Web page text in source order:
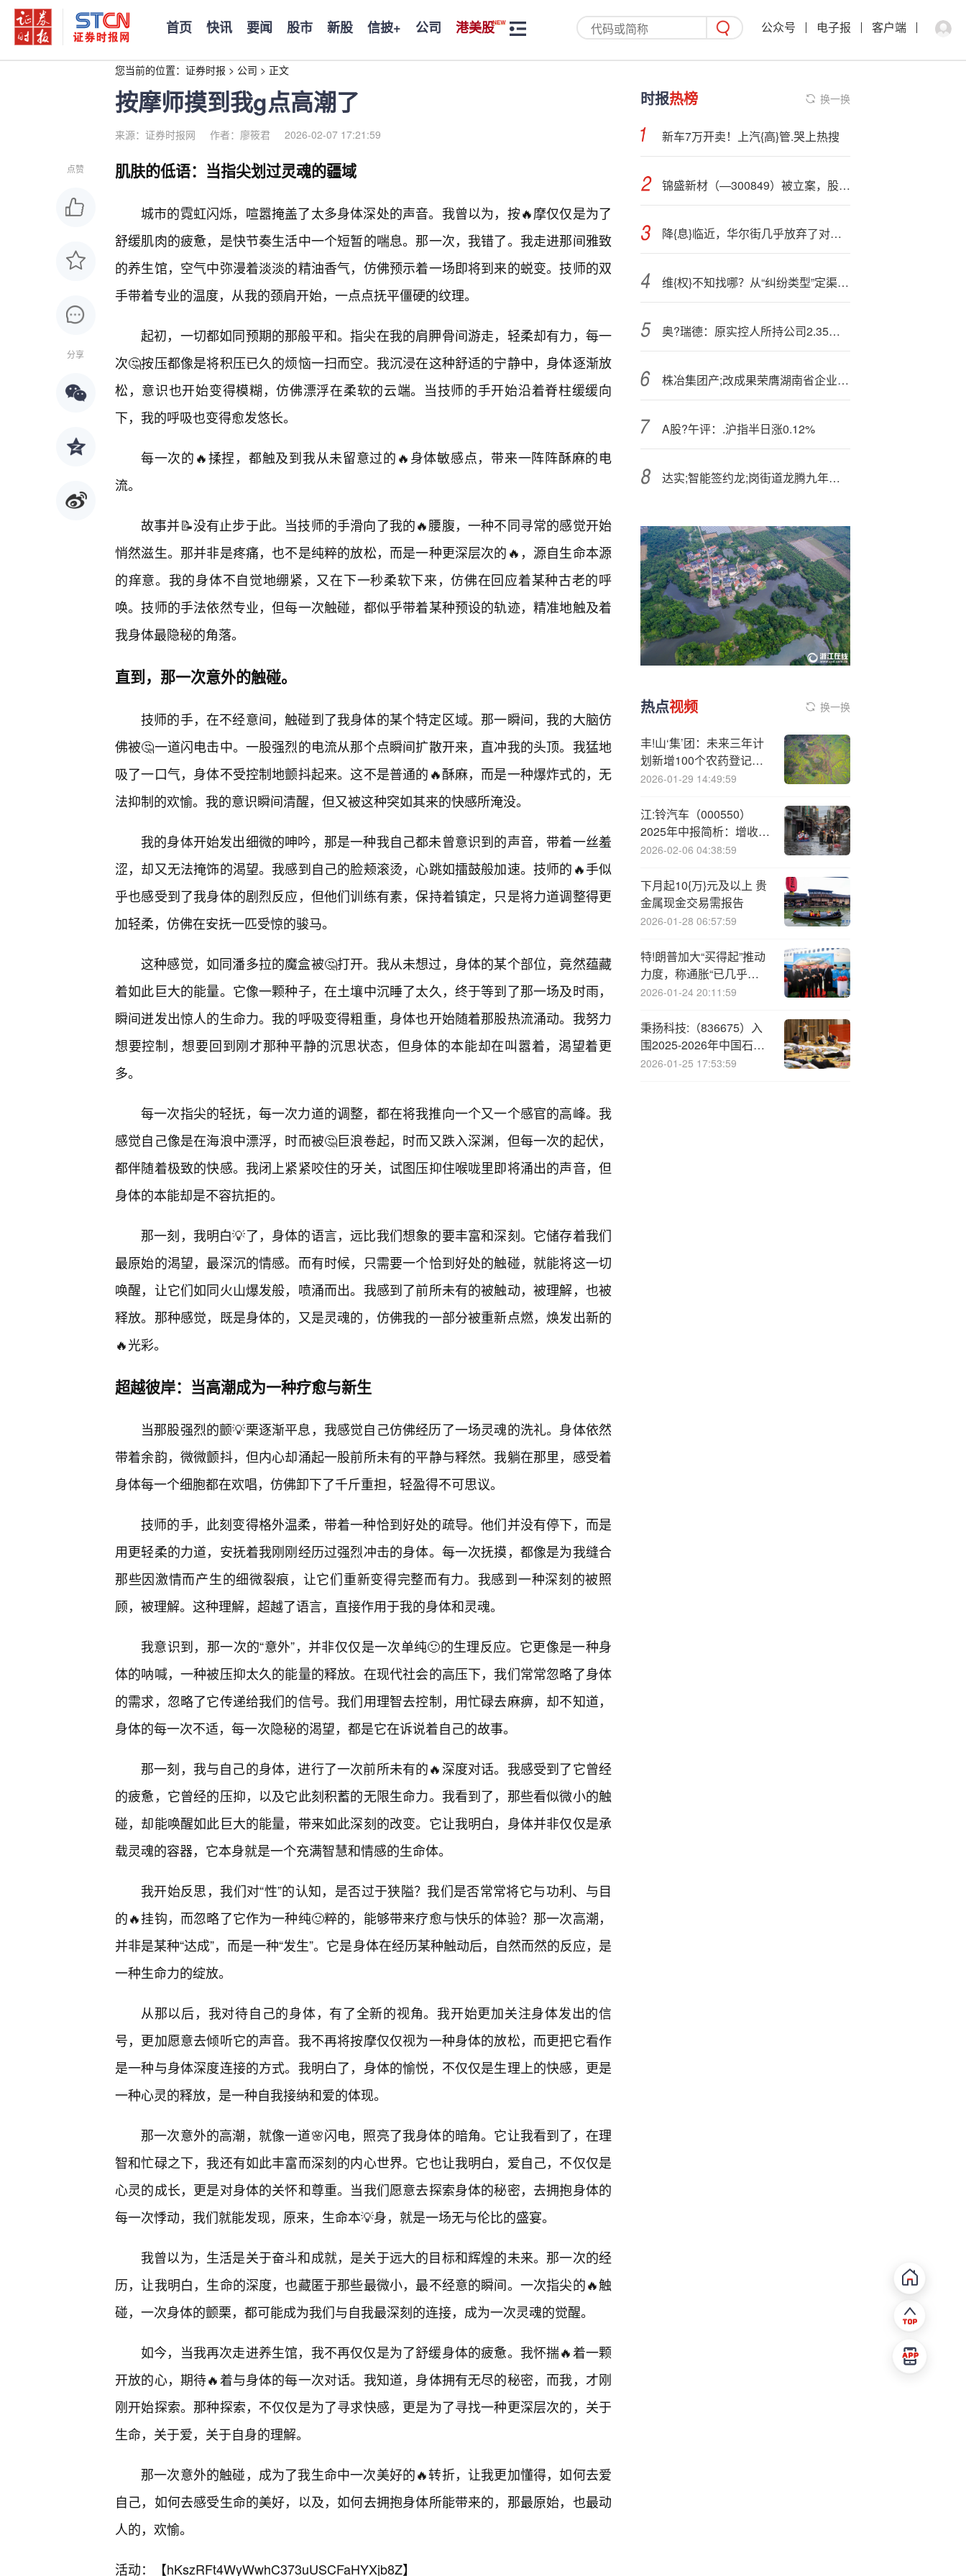
首页 快讯 要闻 股市 新股 信披+ 公司 港美股 公众号 电子报 客户端
您当前的位置： 证券时报 > 公司 > 正文
按摩师摸到我g点高潮了
来源：证券时报网 作者：廖筱君 2026-02-07 17:21:59
点赞
分享
肌肤的低语：当指尖划过灵魂的疆域
城市的霓虹闪烁，喧嚣掩盖了太多身体深处的声音。我曾以为，按🔥摩仅仅是为了
舒缓肌肉的疲惫，是快节奏生活中一个短暂的喘息。那一次，我错了。我走进那间雅致
的养生馆，空气中弥漫着淡淡的精油香气，仿佛预示着一场即将到来的蜕变。技师的双
手带着专业的温度，从我的颈肩开始，一点点抚平僵硬的纹理。
起初，一切都如同预期的那般平和。指尖在我的肩胛骨间游走，轻柔却有力，每一
次🤔按压都像是将积压已久的烦恼一扫而空。我沉浸在这种舒适的宁静中，身体逐渐放
松，意识也开始变得模糊，仿佛漂浮在柔软的云端。当技师的手开始沿着脊柱缓缓向
下，我的呼吸也变得愈发悠长。
每一次的🔥揉捏，都触及到我从未留意过的🔥身体敏感点，带来一阵阵酥麻的电
流。
故事并📝没有止步于此。当技师的手滑向了我的🔥腰腹，一种不同寻常的感觉开始
悄然滋生。那并非是疼痛，也不是纯粹的放松，而是一种更深层次的🔥，源自生命本源
的痒意。我的身体不自觉地绷紧，又在下一秒柔软下来，仿佛在回应着某种古老的呼
唤。技师的手法依然专业，但每一次触碰，都似乎带着某种预设的轨迹，精准地触及着
我身体最隐秘的角落。
直到，那一次意外的触碰。
技师的手，在不经意间，触碰到了我身体的某个特定区域。那一瞬间，我的大脑仿
佛被🤔一道闪电击中。一股强烈的电流从那个点瞬间扩散开来，直冲我的头顶。我猛地
吸了一口气，身体不受控制地颤抖起来。这不是普通的🔥酥麻，而是一种爆炸式的，无
法抑制的欢愉。我的意识瞬间清醒，但又被这种突如其来的快感所淹没。
我的身体开始发出细微的呻吟，那是一种我自己都未曾意识到的声音，带着一丝羞
涩，却又无法掩饰的渴望。我感到自己的脸颊滚烫，心跳如擂鼓般加速。技师的🔥手似
乎也感受到了我身体的剧烈反应，但他们训练有素，保持着镇定，只是将力道调整得更
加轻柔，仿佛在安抚一匹受惊的骏马。
这种感觉，如同潘多拉的魔盒被🤔打开。我从未想过，身体的某个部位，竟然蕴藏
着如此巨大的能量。它像一颗种子，在土壤中沉睡了太久，终于等到了那一场及时雨，
瞬间迸发出惊人的生命力。我的呼吸变得粗重，身体也开始随着那股热流涌动。我努力
想要控制，想要回到刚才那种平静的沉思状态，但身体的本能却在叫嚣着，渴望着更
多。
每一次指尖的轻抚，每一次力道的调整，都在将我推向一个又一个感官的高峰。我
感觉自己像是在海浪中漂浮，时而被🤔巨浪卷起，时而又跌入深渊，但每一次的起伏，
都伴随着极致的快感。我闭上紧紧咬住的牙关，试图压抑住喉咙里即将涌出的声音，但
身体的本能却是不容抗拒的。
那一刻，我明白💡了，身体的语言，远比我们想象的要丰富和深刻。它储存着我们
最原始的渴望，最深沉的情感。而有时候，只需要一个恰到好处的触碰，就能将这一切
唤醒，让它们如同火山爆发般，喷涌而出。我感到了前所未有的被触动，被理解，也被
释放。那种感觉，既是身体的，又是灵魂的，仿佛我的一部分被重新点燃，焕发出新的
🔥光彩。
超越彼岸：当高潮成为一种疗愈与新生
当那股强烈的颤💡栗逐渐平息，我感觉自己仿佛经历了一场灵魂的洗礼。身体依然
带着余韵，微微颤抖，但内心却涌起一股前所未有的平静与释然。我躺在那里，感受着
身体每一个细胞都在欢唱，仿佛卸下了千斤重担，轻盈得不可思议。
技师的手，此刻变得格外温柔，带着一种恰到好处的疏导。他们并没有停下，而是
用更轻柔的力道，安抚着我刚刚经历过强烈冲击的身体。每一次抚摸，都像是为我缝合
那些因激情而产生的细微裂痕，让它们重新变得完整而有力。我感到一种深刻的被照
顾，被理解。这种理解，超越了语言，直接作用于我的身体和灵魂。
我意识到，那一次的“意外”，并非仅仅是一次单纯🙂的生理反应。它更像是一种身
体的呐喊，一种被压抑太久的能量的释放。在现代社会的高压下，我们常常忽略了身体
的需求，忽略了它传递给我们的信号。我们用理智去控制，用忙碌去麻痹，却不知道，
身体的每一次不适，每一次隐秘的渴望，都是它在诉说着自己的故事。
那一刻，我与自己的身体，进行了一次前所未有的🔥深度对话。我感受到了它曾经
的疲惫，它曾经的压抑，以及它此刻积蓄的无限生命力。我看到了，那些看似微小的触
碰，却能唤醒如此巨大的能量，带来如此深刻的改变。它让我明白，身体并非仅仅是承
载灵魂的容器，它本身就是一个充满智慧和情感的生命体。
我开始反思，我们对“性”的认知，是否过于狭隘？我们是否常常将它与功利、与目
的🔥挂钩，而忽略了它作为一种纯🙂粹的，能够带来疗愈与快乐的体验？那一次高潮，
并非是某种“达成”，而是一种“发生”。它是身体在经历某种触动后，自然而然的反应，是
一种生命力的绽放。
从那以后，我对待自己的身体，有了全新的视角。我开始更加关注身体发出的信
号，更加愿意去倾听它的声音。我不再将按摩仅仅视为一种身体的放松，而更把它看作
是一种与身体深度连接的方式。我明白了，身体的愉悦，不仅仅是生理上的快感，更是
一种心灵的释放，是一种自我接纳和爱的体现。
那一次意外的高潮，就像一道🌸闪电，照亮了我身体的暗角。它让我看到了，在理
智和忙碌之下，我还有如此丰富而深刻的内心世界。它也让我明白，爱自己，不仅仅是
心灵的成长，更是对身体的关怀和尊重。当我们愿意去探索身体的秘密，去拥抱身体的
每一次悸动，我们就能发现，原来，生命本💡身，就是一场无与伦比的盛宴。
我曾以为，生活是关于奋斗和成就，是关于远大的目标和辉煌的未来。那一次的经
历，让我明白，生命的深度，也藏匿于那些最微小，最不经意的瞬间。一次指尖的🔥触
碰，一次身体的颤栗，都可能成为我们与自我最深刻的连接，成为一次灵魂的觉醒。
如今，当我再次走进养生馆，我不再仅仅是为了舒缓身体的疲惫。我怀揣🔥着一颗
开放的心，期待🔥着与身体的每一次对话。我知道，身体拥有无尽的秘密，而我，才刚
刚开始探索。那种探索，不仅仅是为了寻求快感，更是为了寻找一种更深层次的，关于
生命，关于爱，关于自身的理解。
那一次意外的触碰，成为了我生命中一次美好的🔥转折，让我更加懂得，如何去爱
自己，如何去感受生命的美好，以及，如何去拥抱身体所能带来的，那最原始，也最动
人的，欢愉。
活动：【hKszRFt4WyWwhC373uUSCFaHYXjb8Z】
时报热榜 换一换
新车7万开卖！上汽{高}管.哭上热搜
锦盛新材（—300849）被立案，股民索赔可期
降{息}临近，华尔街几乎放弃了对贸易战的担忧！
维{权}不知找哪？从“纠纷类型”定渠道，少走冤枉路
奥?瑞德：原实控人所持公司2.35亿股股份被轮候冻结
株冶集团产;改成果荣膺湖南省企业管理现代化创新成果一等奖
A股?午评：.沪指半日涨0.12%
达实;智能签约龙;岗街道龙腾九年一贯制学校智能化项目，助力打造龙岗区绿色智慧校园！
热点视频 换一换
丰!山‘集’团：未来三年计
划新增100个农药登记证
号
2026-01-29 14:49:59
江:铃汽车（000550）
2025年中报简析：增收不
增利，盈利能力上升
2026-02-06 04:38:59
下月起10{万}元及以上 贵
金属现金交易需报告
2026-01-28 06:57:59
特!朗普加大“买得起”推动
力度，称通胀“已几乎达
到最佳水平”
2026-01-24 20:11:59
秉扬科技:（836675）入
围2025-2026年中国石化
酸化压裂材料采购供应商
2026-01-25 17:53:59